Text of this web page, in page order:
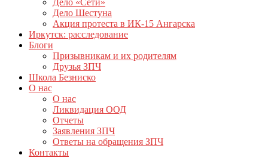
Дело Шестуна
Акция протеста в ИК-15 Ангарска
Иркутск: расследование
Блоги
Призывникам и их родителям
Друзья ЗПЧ
Школа Безниско
О нас
О нас
Ликвидация ООД
Отчеты
Заявления ЗПЧ
Ответы на обращения ЗПЧ
Контакты